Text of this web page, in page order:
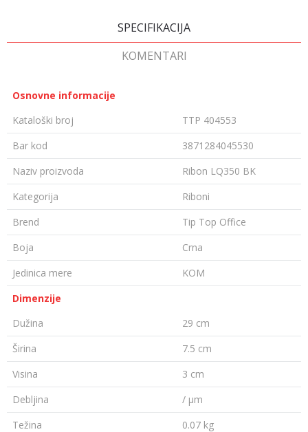
SPECIFIKACIJA
KOMENTARI
Osnovne informacije
Kataloški broj
TTP 404553
Bar kod
3871284045530
Naziv proizvoda
Ribon LQ350 BK
Kategorija
Riboni
Brend
Tip Top Office
Boja
Crna
Jedinica mere
KOM
Dimenzije
Dužina
29 cm
Širina
7.5 cm
Visina
3 cm
Debljina
/ µm
Težina
0.07 kg